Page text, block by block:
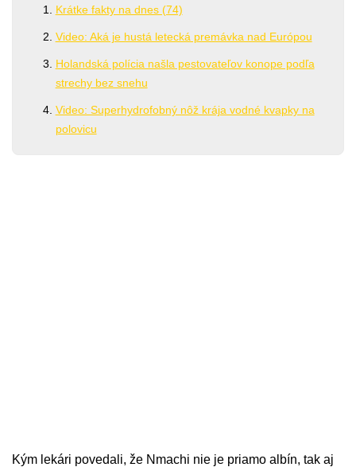
Krátke fakty na dnes (74)
Video: Aká je hustá letecká premávka nad Európou
Holandská polícia našla pestovateľov konope podľa
strechy bez snehu
Video: Superhydrofobný nôž krája vodné kvapky na
polovicu
Kým lekári povedali, že Nmachi nie je priamo albín, tak aj